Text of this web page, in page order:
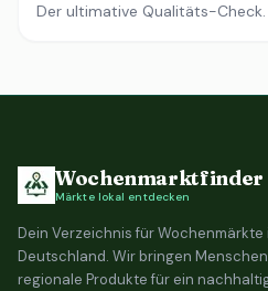
Der ultimative Qualitäts-Check.
Wochenmarktfinder
Märkte lokal entdecken
Dein Verzeichnis für Wochenmärkte
Deutschland. Wir bringen
regionale Produkte für ein